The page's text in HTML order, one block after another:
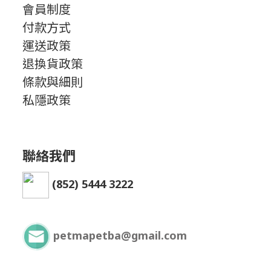
會員制度
付款方式
運送政策
退換貨政策
條款與細則
私隱政策
聯絡我們
(852) 5444 3222
petmapetba@gmail.com